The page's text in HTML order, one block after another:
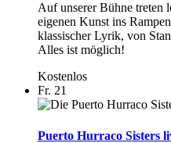
Auf unserer Bühne treten
eigenen Kunst ins
klassischer Lyrik, von
Alles ist möglich!
Kostenlos
Fr. 21
Puerto Hurraco Sisters